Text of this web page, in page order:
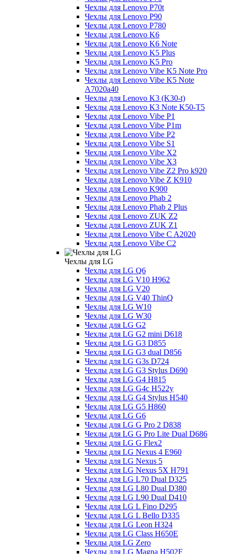
Чехлы для Lenovo P70t
Чехлы для Lenovo P90
Чехлы для Lenovo P780
Чехлы для Lenovo K6
Чехлы для Lenovo K6 Note
Чехлы для Lenovo K5 Plus
Чехлы для Lenovo K5 Pro
Чехлы для Lenovo Vibe K5 Note Pro
Чехлы для Lenovo Vibe K5 Note
A7020a40
Чехлы для Lenovo K3 (K30-t)
Чехлы для Lenovo K3 Note K50-T5
Чехлы для Lenovo Vibe P1
Чехлы для Lenovo Vibe P1m
Чехлы для Lenovo Vibe P2
Чехлы для Lenovo Vibe S1
Чехлы для Lenovo Vibe X2
Чехлы для Lenovo Vibe X3
Чехлы для Lenovo Vibe Z2 Pro k920
Чехлы для Lenovo Vibe Z K910
Чехлы для Lenovo K900
Чехлы для Lenovo Phab 2
Чехлы для Lenovo Phab 2 Plus
Чехлы для Lenovo ZUK Z2
Чехлы для Lenovo ZUK Z1
Чехлы для Lenovo Vibe C A2020
Чехлы для Lenovo Vibe C2
Чехлы для LG
Чехлы для LG Q6
Чехлы для LG V10 H962
Чехлы для LG V20
Чехлы для LG V40 ThinQ
Чехлы для LG W10
Чехлы для LG W30
Чехлы для LG G2
Чехлы для LG G2 mini D618
Чехлы для LG G3 D855
Чехлы для LG G3 dual D856
Чехлы для LG G3s D724
Чехлы для LG G3 Stylus D690
Чехлы для LG G4 H815
Чехлы для LG G4c H522y
Чехлы для LG G4 Stylus H540
Чехлы для LG G5 H860
Чехлы для LG G6
Чехлы для LG G Pro 2 D838
Чехлы для LG G Pro Lite Dual D686
Чехлы для LG G Flex2
Чехлы для LG Nexus 4 E960
Чехлы для LG Nexus 5
Чехлы для LG Nexus 5X H791
Чехлы для LG L70 Dual D325
Чехлы для LG L80 Dual D380
Чехлы для LG L90 Dual D410
Чехлы для LG L Fino D295
Чехлы для LG L Bello D335
Чехлы для LG Leon H324
Чехлы для LG Class H650E
Чехлы для LG Zero
Чехлы для LG Magna H502F